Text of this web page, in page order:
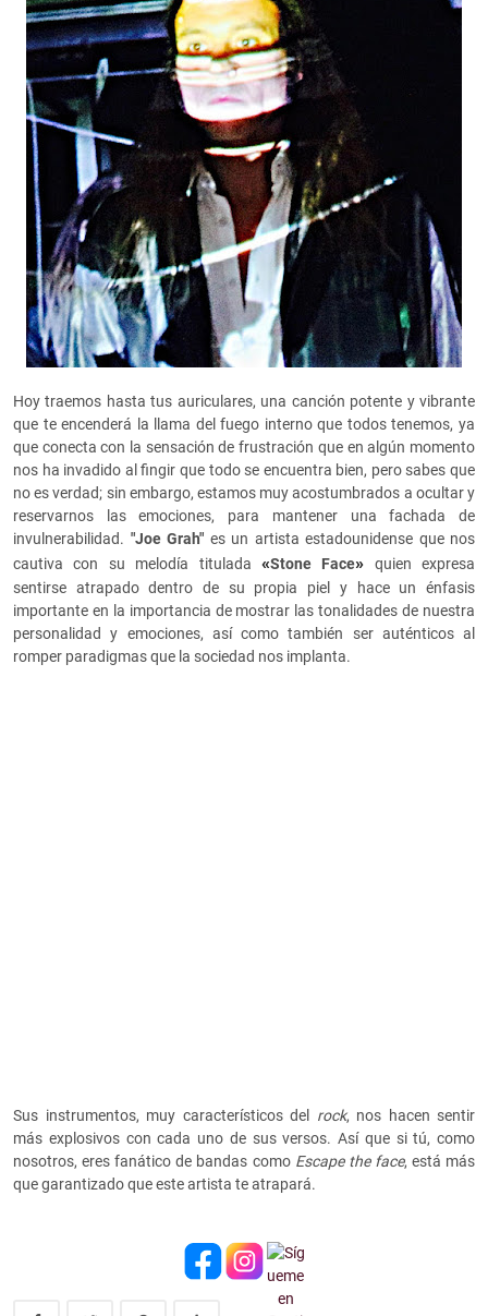
Hoy traemos hasta tus auriculares, una canción potente y vibrante
que te encenderá la llama del fuego interno que todos tenemos, ya
que conecta con la sensación de frustración que en algún momento
nos ha invadido al fingir que todo se encuentra bien, pero sabes que
no es verdad; sin embargo, estamos muy acostumbrados a ocultar y
reservarnos las emociones, para mantener una fachada de
invulnerabilidad. "Joe Grah" es un artista estadounidense que nos
cautiva con su melodía titulada «Stone Face» quien expresa
sentirse atrapado dentro de su propia piel y hace un énfasis
importante en la importancia de mostrar las tonalidades de nuestra
personalidad y emociones, así como también ser auténticos al
romper paradigmas que la sociedad nos implanta.
Sus instrumentos, muy característicos del rock, nos hacen sentir
más explosivos con cada uno de sus versos. Así que si tú, como
nosotros, eres fanático de bandas comoEscape the face, está más
que garantizado que este artista te atrapará.